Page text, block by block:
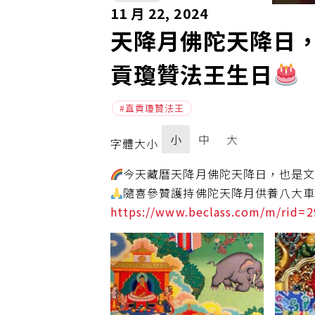
11 月 22, 2024
天降月佛陀天降日
貢瓊贊法王生日
直貢瓊贊法王
字體大小 小 中 大
今天藏曆天降月佛陀天降日，也是
隨喜參贊護持佛陀天降月供養八大
https://www.beclass.com/m/